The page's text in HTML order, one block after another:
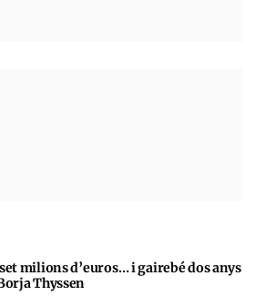
milions d’euros… i gairebé dos anys
Thyssen